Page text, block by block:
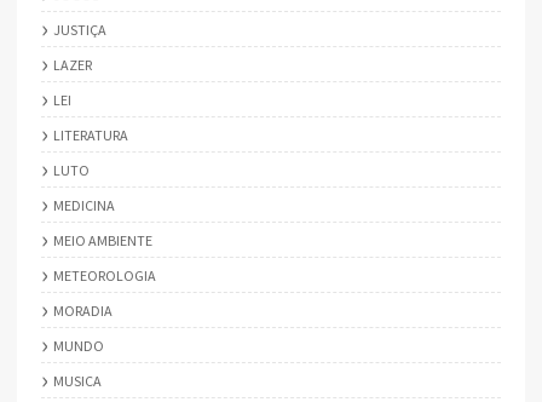
JUSTIÇA
LAZER
LEI
LITERATURA
LUTO
MEDICINA
MEIO AMBIENTE
METEOROLOGIA
MORADIA
MUNDO
MUSICA